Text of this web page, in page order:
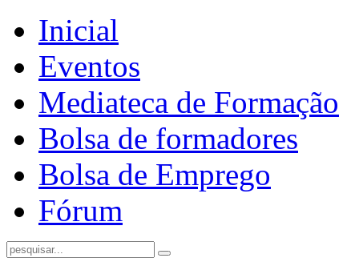
Inicial
Eventos
Mediateca de Formação
Bolsa de formadores
Bolsa de Emprego
Fórum